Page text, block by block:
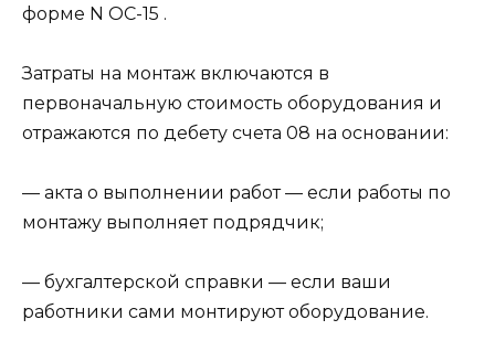
форме N ОС-15 .
Затраты на монтаж включаются в
первоначальную стоимость оборудования и
отражаются по дебету счета 08 на основании:
— акта о выполнении работ — если работы по
монтажу выполняет подрядчик;
— бухгалтерской справки — если ваши
работники сами монтируют оборудование.